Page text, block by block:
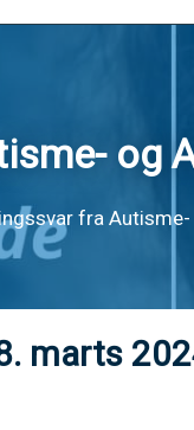
og
fra
marts